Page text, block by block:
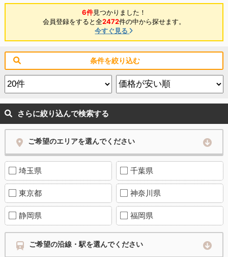
6件見つかりました！
会員登録をすると全2472件の中から探せます。
今すぐ見る
条件を絞り込む
さらに絞り込んで検索する
ご希望のエリアを選んでください
埼玉県 千葉県
東京都 神奈川県
静岡県 福岡県
ご希望の沿線・駅を選んでください